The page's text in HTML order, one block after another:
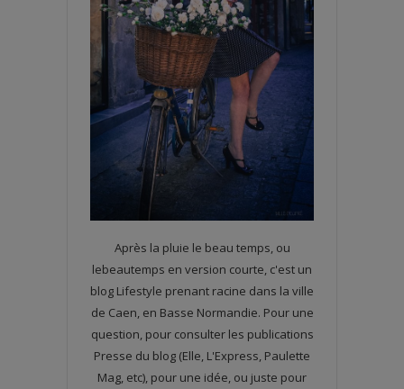
Après la pluie le beau temps, ou
lebeautemps en version courte, c'est un
blog Lifestyle prenant racine dans la ville
de Caen, en Basse Normandie. Pour une
question, pour consulter les publications
Presse du blog (Elle, L'Express, Paulette
Mag, etc), pour une idée, ou juste pour